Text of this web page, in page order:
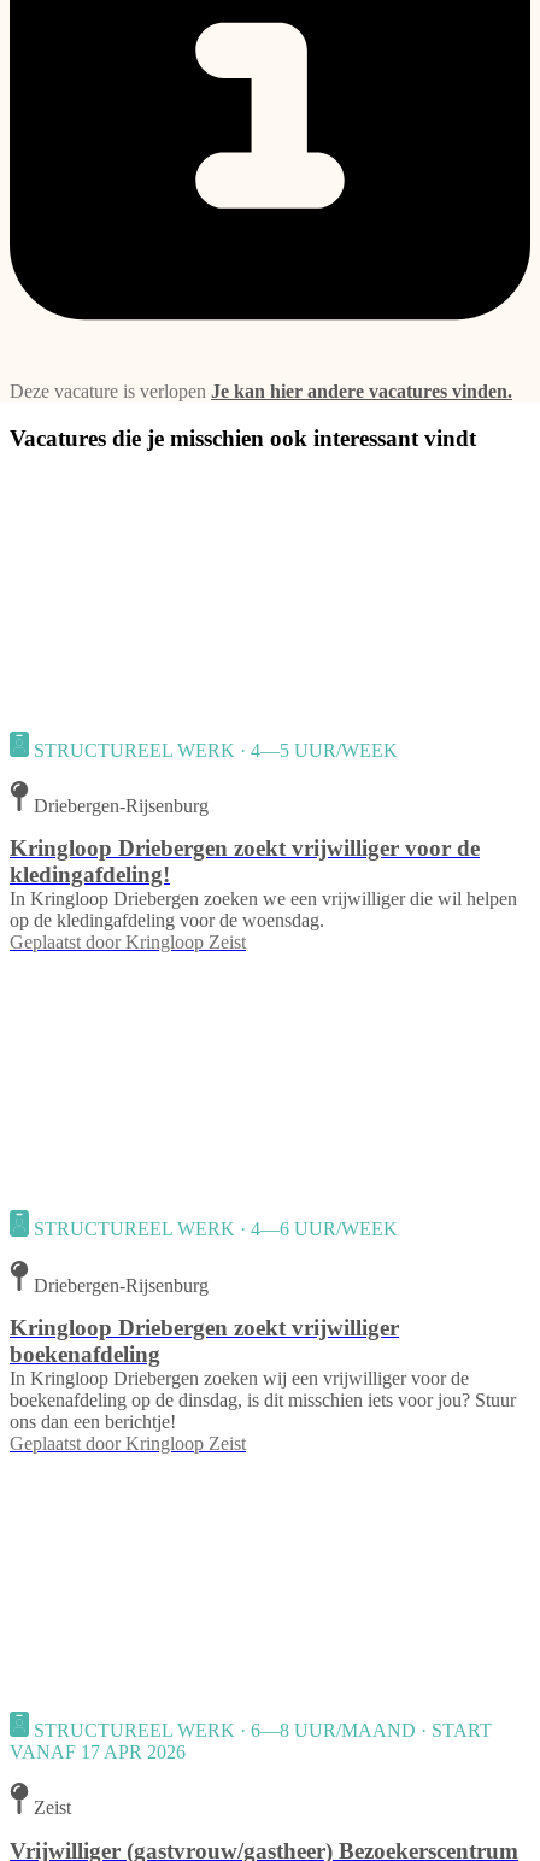
Deze vacature is verlopen Je kan hier andere vacatures vinden.
Vacatures die je misschien ook interessant vindt
STRUCTUREEL WERK · 4—5 UUR/WEEK
Driebergen-Rijsenburg
Kringloop Driebergen zoekt vrijwilliger voor de
kledingafdeling!
In Kringloop Driebergen zoeken we een vrijwilliger die wil helpen
op de kledingafdeling voor de woensdag.
Geplaatst door Kringloop Zeist
STRUCTUREEL WERK · 4—6 UUR/WEEK
Driebergen-Rijsenburg
Kringloop Driebergen zoekt vrijwilliger
boekenafdeling
In Kringloop Driebergen zoeken wij een vrijwilliger voor de
boekenafdeling op de dinsdag, is dit misschien iets voor jou? Stuur
ons dan een berichtje!
Geplaatst door Kringloop Zeist
STRUCTUREEL WERK · 6—8 UUR/MAAND · START
VANAF 17 APR 2026
Zeist
Vrijwilliger (gastvrouw/gastheer) Bezoekerscentrum